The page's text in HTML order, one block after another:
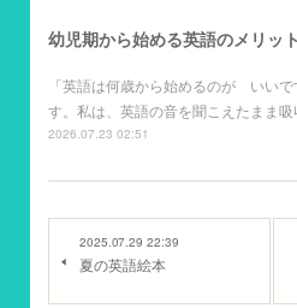
幼児期から始める英語のメリッ
「英語は何歳から始めるのが いい
す。私は、英語の音を聞こえたまま
2026.07.23 02:51
2025.07.29 22:39
夏の英語絵本